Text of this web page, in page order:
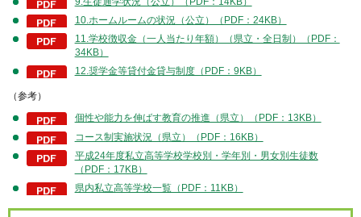
10.ホームルームの状況（公立）（PDF：24KB）
11.学校徴収金（一人当たり年額）（県立・全日制）（PDF：
34KB）
12.奨学金等貸付金貸与制度（PDF：9KB）
（参考）
個性や能力を伸ばす教育の推進（県立）（PDF：13KB）
コース制実施状況（県立）（PDF：16KB）
平成24年度私立高等学校学校別・学年別・男女別生徒数
（PDF：17KB）
県内私立高等学校一覧（PDF：11KB）